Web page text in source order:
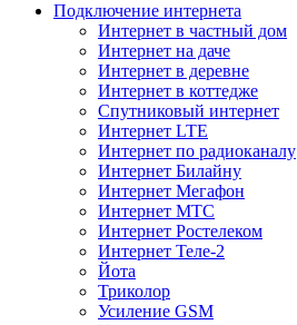
Подключение интернета
Интернет в частный дом
Интернет на даче
Интернет в деревне
Интернет в коттедже
Спутниковый интернет
Интернет LTE
Интернет по радиоканалу
Интернет Билайну
Интернет Мегафон
Интернет МТС
Интернет Ростелеком
Интернет Теле-2
Йота
Триколор
Усиление GSM